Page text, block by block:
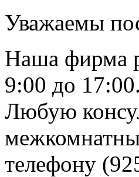
Уважаемы
Наша фирма
9:00 до 17:00.
Любую
телефону